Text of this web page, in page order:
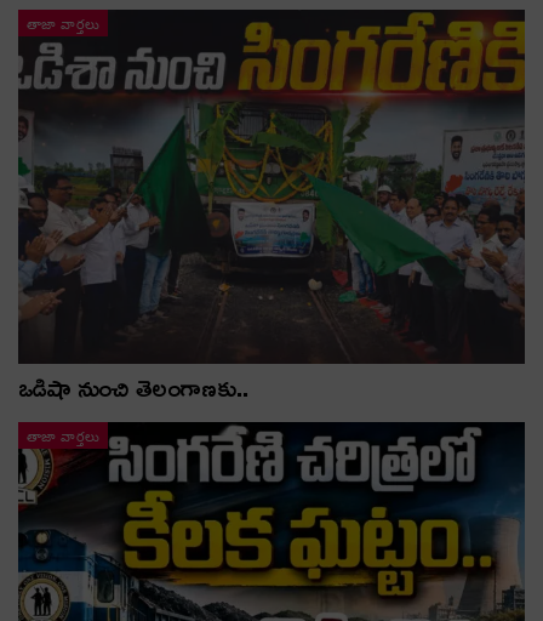
తాజా వార్తలు
ఒడిషా నుంచి తెలంగాణ‌కు..
తాజా వార్తలు